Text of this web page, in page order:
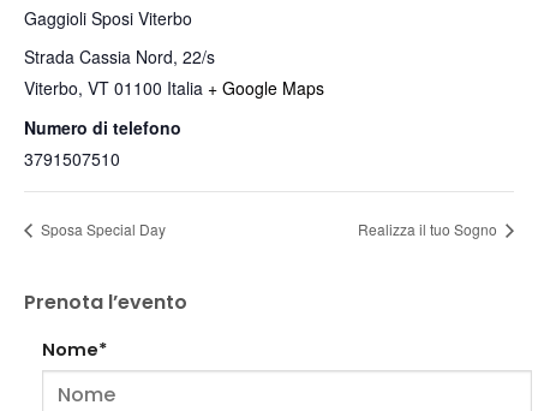
Gaggioli Sposi Viterbo
Strada Cassia Nord, 22/s
Viterbo, VT 01100 Italia + Google Maps
Numero di telefono
3791507510
Sposa Special Day Realizza il tuo Sogno
Prenota l’evento
Nome*